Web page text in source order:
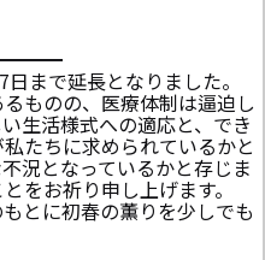
まで延長となりました。
ものの、医療体制は逼迫し
生活様式への適応と、でき
たちに求められているかと
況となっているかと存じま
をお祈り申し上げます。
とに初春の薫りを少しでも